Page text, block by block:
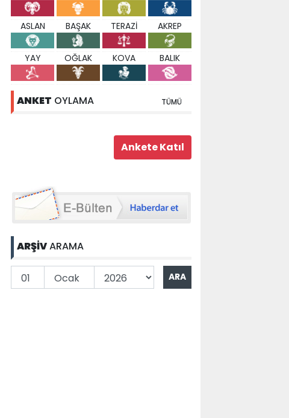
ASLAN BAŞAK TERAZİ AKREP
YAY OĞLAK KOVA BALIK
ANKET OYLAMA TÜMÜ
ARŞİVARAMA